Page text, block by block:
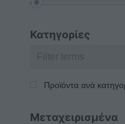
Κατηγορίες
Προϊόντα ανά
Μεταχειρισμένα